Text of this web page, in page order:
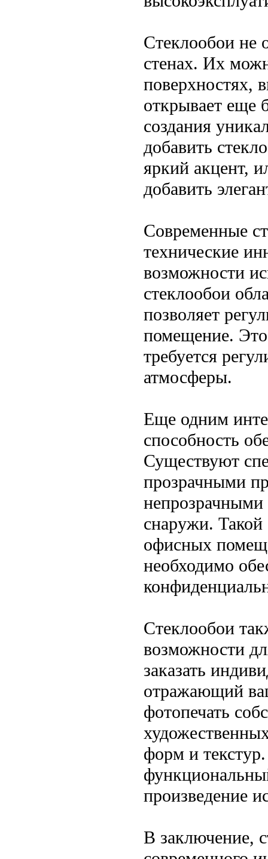
Стеклообои не
стенах. Их
поверхностях,
открывает еще
создания
добавить
яркий акцент,
добавить
Современные
технические
возможности
стеклообои
позволяет
помещение. Это
требуется
атмосферы.
Еще одним
способность
Существуют
прозрачными
снаружи.
офисных
необходимо
Стеклообои
возможности
заказать
отражающий
фотопечать
форм и
произведение
В заключение,